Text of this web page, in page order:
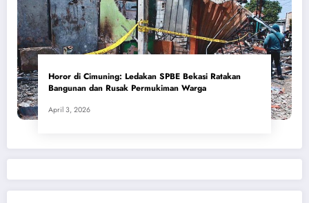
Horor di Cimuning: Ledakan SPBE Bekasi Ratakan
Bangunan dan Rusak Permukiman Warga
April 3, 2026